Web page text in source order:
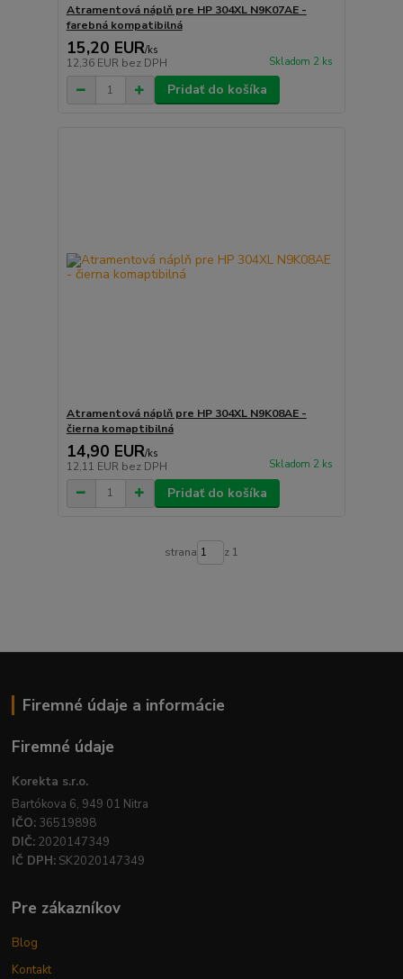
Atramentová náplň pre HP 304XL N9K07AE -
farebná kompatibilná
15,20 EUR/ks
12,36 EUR bez DPH Skladom 2 ks
Pridať do košíka
Atramentová náplň pre HP 304XL N9K08AE -
čierna komaptibilná
14,90 EUR/ks
12,11 EUR bez DPH Skladom 2 ks
Pridať do košíka
strana z 1
Firemné údaje a informácie
Firemné údaje
Korekta s.r.o.
Bartókova 6, 949 01 Nitra
IČO: 36519898
DIČ: 2020147349
IČ DPH: SK2020147349
Pre zákazníkov
Blog
Kontakt